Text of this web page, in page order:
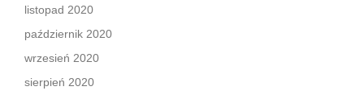
listopad 2020
październik 2020
wrzesień 2020
sierpień 2020